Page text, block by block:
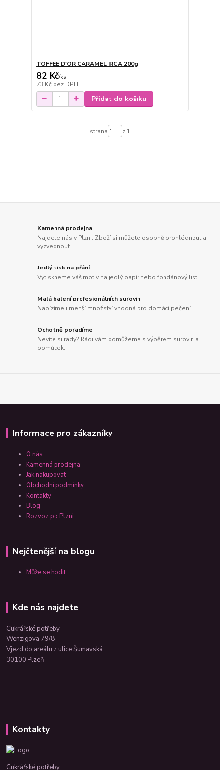
TOFFEE D'OR CARAMEL IRCA 200g
82 Kč/ks
73 Kč bez DPH
Přidat do košíku
strana z 1
.
Kamenná prodejna
Najdete nás v Plzni. Zboží si můžete osobně prohlédnout a
vyzvednout.
Jedlý tisk na přání
Vytiskneme váš motiv na jedlý papír nebo fondánový list.
Malá balení profesionálních surovin
Nabízíme i menší množství vhodná pro domácí pečení.
Ochotně poradíme
Nevíte si rady? Rádi vám pomůžeme s výběrem surovin a
pomůcek.
Informace pro zákazníky
O nás
Kamenná prodejna
Jak nakupovat
Obchodní podmínky
Kontakty
Blog
Rozvoz po Plzni
Nejčtenější na blogu
Může se hodit
Kde nás najdete
Cukrářské potřeby
Wenzigova 79/8
Vjezd do areálu z ulice Šumavská
30100 Plzeň
Kontakty
Cukrářské potřeby